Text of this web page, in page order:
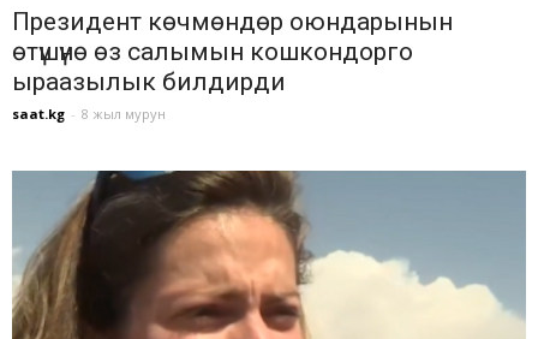
Президент көчмөндөр оюндарынын
өтүшүнө өз салымын кошкондорго
ыраазылык билдирди
saat.kg - 8 жыл мурун